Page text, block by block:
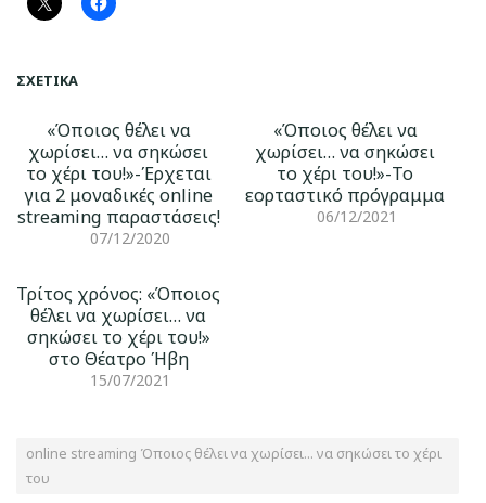
ΣΧΕΤΙΚΆ
«Όποιος θέλει να
χωρίσει… να σηκώσει
το χέρι του!»-Έρχεται
για 2 μοναδικές online
streaming παραστάσεις!
07/12/2020
«Όποιος θέλει να
χωρίσει… να σηκώσει
το χέρι του!»-Το
εορταστικό πρόγραμμα
06/12/2021
Τρίτος χρόνος: «Όποιος
θέλει να χωρίσει… να
σηκώσει το χέρι του!»
στο Θέατρο Ήβη
15/07/2021
online streaming Όποιος θέλει να χωρίσει... να σηκώσει το χέρι
του